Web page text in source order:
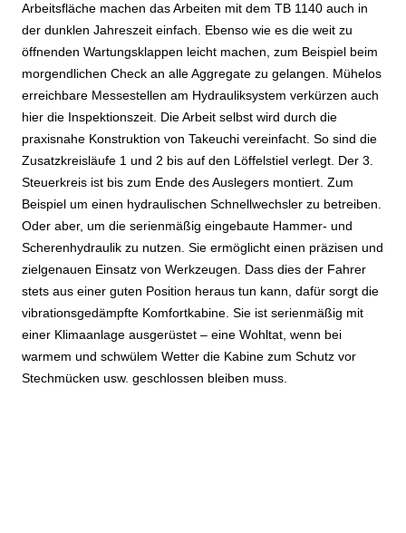
Arbeitsfläche machen das Arbeiten mit dem TB 1140 auch in
der dunklen Jahreszeit einfach. Ebenso wie es die weit zu
öffnenden Wartungsklappen leicht machen, zum Beispiel beim
morgendlichen Check an alle Aggregate zu gelangen. Mühelos
erreichbare Messestellen am Hydrauliksystem verkürzen auch
hier die Inspektionszeit. Die Arbeit selbst wird durch die
praxisnahe Konstruktion von Takeuchi vereinfacht. So sind die
Zusatzkreisläufe 1 und 2 bis auf den Löffelstiel verlegt. Der 3.
Steuerkreis ist bis zum Ende des Auslegers montiert. Zum
Beispiel um einen hydraulischen Schnellwechsler zu betreiben.
Oder aber, um die serienmäßig eingebaute Hammer- und
Scherenhydraulik zu nutzen. Sie ermöglicht einen präzisen und
zielgenauen Einsatz von Werkzeugen. Dass dies der Fahrer
stets aus einer guten Position heraus tun kann, dafür sorgt die
vibrationsgedämpfte Komfortkabine. Sie ist serienmäßig mit
einer Klimaanlage ausgerüstet – eine Wohltat, wenn bei
warmem und schwülem Wetter die Kabine zum Schutz vor
Stechmücken usw. geschlossen bleiben muss.